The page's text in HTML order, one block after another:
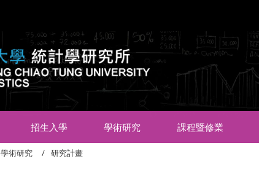
招生入學 學術研究 課程暨修業
學術研究 研究計畫